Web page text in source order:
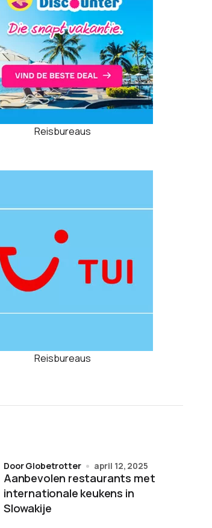
Reisbureaus
Reisbureaus
Aanbevolen restaurants met
internationale keukens in
Slowakije
door Globetrotter april 12, 2025